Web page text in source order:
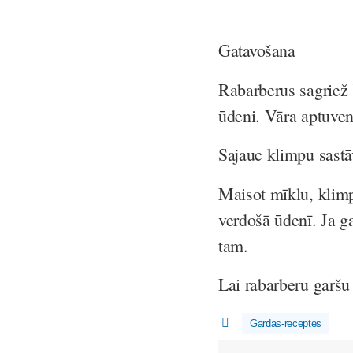
Gatavošana
Rabarberus
ūdeni. Vāra
Sajauc klimpu
Maisot mīklu,
verdošā ūdenī. Ja
tam.
Lai rabarberu
Gardas-receptes